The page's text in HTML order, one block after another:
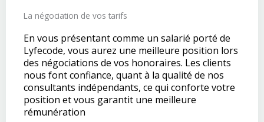
La négociation de vos tarifs
En vous présentant comme un salarié porté de
Lyfecode, vous aurez une meilleure position lors
des négociations de vos honoraires. Les clients
nous font confiance, quant à la qualité de nos
consultants indépendants, ce qui conforte votre
position et vous garantit une meilleure
rémunération